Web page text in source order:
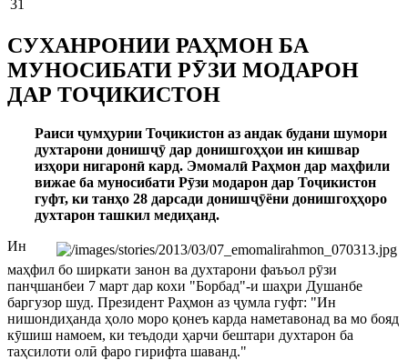
31
СУХАНРОНИИ РАҲМОН БА
МУНОСИБАТИ РӮЗИ МОДАРОН
ДАР ТОҶИКИСТОН
Раиси ҷумҳурии Тоҷикистон аз андак будани шумори
духтарони донишҷӯ дар донишгоҳҳои ин кишвар
изҳори нигаронӣ кард. Эмомалӣ Раҳмон дар маҳфили
вижае ба муносибати Рӯзи модарон дар Тоҷикистон
гуфт, ки танҳо 28 дарсади донишҷӯёни донишгоҳҳоро
духтарон ташкил медиҳанд.
Ин
маҳфил бо ширкати занон ва духтарони фаъъол рӯзи
панҷшанбеи 7 март дар кохи "Борбад"-и шаҳри Душанбе
баргузор шуд. Президент Раҳмон аз ҷумла гуфт: "Ин
нишондиҳанда ҳоло моро қонеъ карда наметавонад ва мо бояд
кӯшиш намоем, ки теъдоди ҳарчи бештари духтарон ба
таҳсилоти олӣ фаро гирифта шаванд."